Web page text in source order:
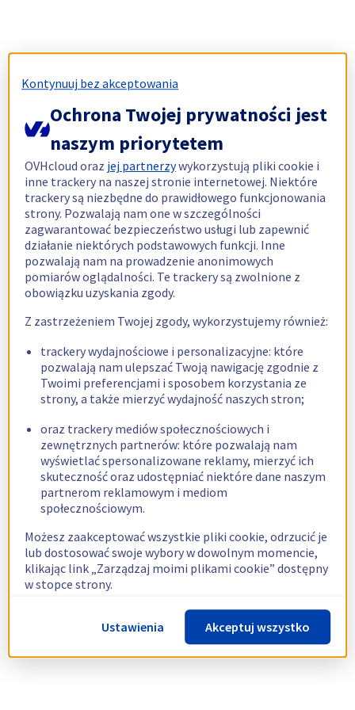
Kontynuuj bez akceptowania
Ochrona Twojej prywatności jest
naszym priorytetem
OVHcloud oraz jej partnerzywykorzystują pliki cookie i
inne trackery na naszej stronie internetowej. Niektóre
trackery są niezbędne do prawidłowego funkcjonowania
strony. Pozwalają nam one w szczególności
zagwarantować bezpieczeństwo usługi lub zapewnić
działanie niektórych podstawowych funkcji. Inne
pozwalają nam na prowadzenie anonimowych
pomiarów oglądalności. Te trackery są zwolnione z
obowiązku uzyskania zgody.
Z zastrzeżeniem Twojej zgody, wykorzystujemy również:
trackery wydajnościowe i personalizacyjne: które
pozwalają nam ulepszać Twoją nawigację zgodnie z
Twoimi preferencjami i sposobem korzystania ze
strony, a także mierzyć wydajność naszych stron;
oraz trackery mediów społecznościowych i
zewnętrznych partnerów: które pozwalają nam
wyświetlać spersonalizowane reklamy, mierzyć ich
skuteczność oraz udostępniać niektóre dane naszym
partnerom reklamowym i mediom
społecznościowym.
Możesz zaakceptować wszystkie pliki cookie, odrzucić je
lub dostosować swoje wybory w dowolnym momencie,
klikając link „Zarządzaj moimi plikami cookie” dostępny
w stopce strony.
Więcej informacji znajdziesz w naszejpolityce
dotyczącej wykorzystywania plików cookie.
Ustawienia Akceptuj wszystko